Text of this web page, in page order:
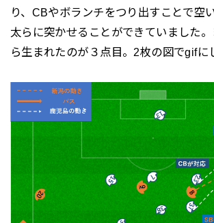
り、CBやボランチをつり出すことで空
太らに突かせることができていました
ら生まれたのが３点目。2枚の図でgifに